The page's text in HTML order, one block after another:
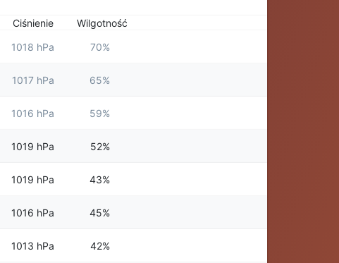
Ciśnienie Wilgotność
1018 hPa 70%
1017 hPa 65%
1016 hPa 59%
1019 hPa 52%
1019 hPa 43%
1016 hPa 45%
1013 hPa 42%